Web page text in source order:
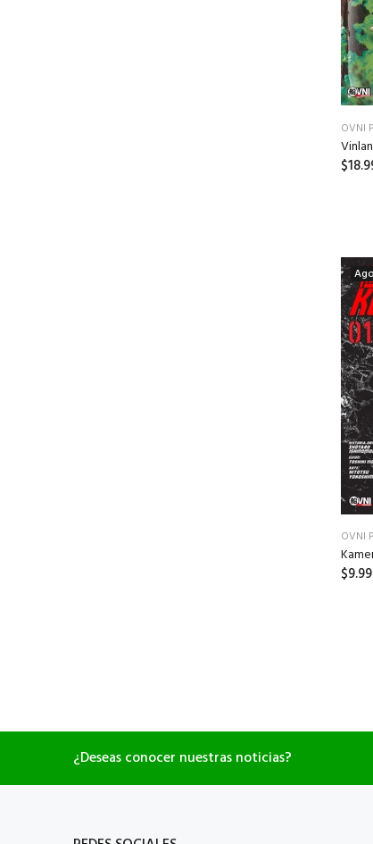
OVNI
OVNI
¿Deseas conocer nuestras noticias?